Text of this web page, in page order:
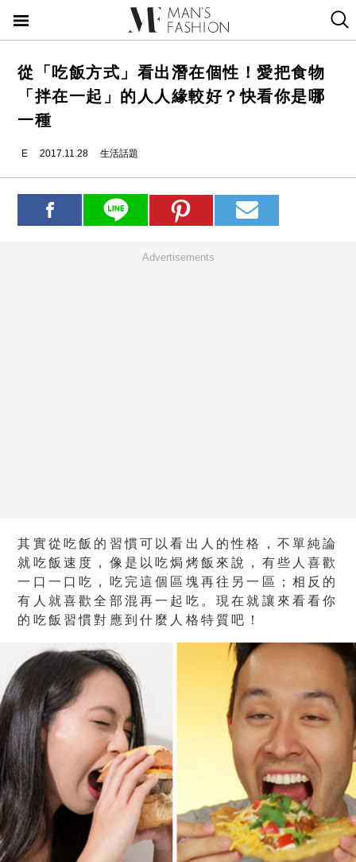
從「吃飯方式」看出潛在個性！愛把食物
「拌在一起」的人人緣較好？快看你是哪
一種
E 2017.11.28 生活話題
Advertisements
其實從吃飯的習慣可以看出人的性格，不單純論
就吃飯速度，像是以吃焗烤飯來說，有些人喜歡
一口一口吃，吃完這個區塊再往另一區；相反的
有人就喜歡全部混再一起吃。現在就讓來看看你
的吃飯習慣對應到什麼人格特質吧！